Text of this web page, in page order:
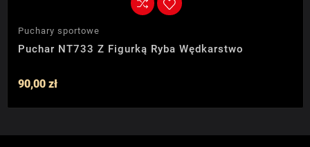
Puchary sportowe
Puchar NT733 Z Figurką Ryba Wędkarstwo
90,00 zł